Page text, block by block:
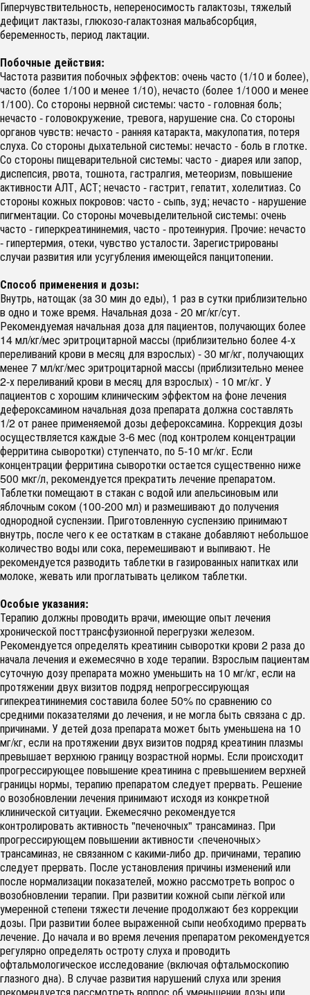
Гиперчувствительность, непереносимость галактозы, тяжелый
дефицит лактазы, глюкозо-галактозная мальабсорбция,
беременность, период лактации.
Побочные действия:
Частота развития побочных эффектов: очень часто (1/10 и более),
часто (более 1/100 и менее 1/10), нечасто (более 1/1000 и менее
1/100). Со стороны нервной системы: часто - головная боль;
нечасто - головокружение, тревога, нарушение сна. Со стороны
органов чувств: нечасто - ранняя катаракта, макулопатия, потеря
слуха. Со стороны дыхательной системы: нечасто - боль в глотке.
Со стороны пищеварительной системы: часто - диарея или запор,
диспепсия, рвота, тошнота, гастралгия, метеоризм, повышение
активности АЛТ, АСТ; нечасто - гастрит, гепатит, холелитиаз. Со
стороны кожных покровов: часто - сыпь, зуд; нечасто - нарушение
пигментации. Со стороны мочевыделительной системы: очень
часто - гиперкреатининемия, часто - протеинурия. Прочие: нечасто
- гипертермия, отеки, чувство усталости. Зарегистрированы
случаи развития или усугубления имеющейся панцитопении.
Способ применения и дозы:
Внутрь, натощак (за 30 мин до еды), 1 раз в сутки приблизительно
в одно и тоже время. Начальная доза - 20 мг/кг/сут.
Рекомендуемая начальная доза для пациентов, получающих более
14 мл/кг/мес эритроцитарной массы (приблизительно более 4-х
переливаний крови в месяц для взрослых) - 30 мг/кг, получающих
менее 7 мл/кг/мес эритроцитарной массы (приблизительно менее
2-х переливаний крови в месяц для взрослых) - 10 мг/кг. У
пациентов с хорошим клиническим эффектом на фоне лечения
дефероксамином начальная доза препарата должна составлять
1/2 от ранее применяемой дозы дефероксамина. Коррекция дозы
осуществляется каждые 3-6 мес (под контролем концентрации
ферритина сыворотки) ступенчато, по 5-10 мг/кг. Если
концентрации ферритина сыворотки остается существенно ниже
500 мкг/л, рекомендуется прекратить лечение препаратом.
Таблетки помещают в стакан с водой или апельсиновым или
яблочным соком (100-200 мл) и размешивают до получения
однородной суспензии. Приготовленную суспензию принимают
внутрь, после чего к ее остаткам в стакане добавляют небольшое
количество воды или сока, перемешивают и выпивают. Не
рекомендуется разводить таблетки в газированных напитках или
молоке, жевать или проглатывать целиком таблетки.
Особые указания:
Терапию должны проводить врачи, имеющие опыт лечения
хронической посттрансфузионной перегрузки железом.
Рекомендуется определять креатинин сыворотки крови 2 раза до
начала лечения и ежемесячно в ходе терапии. Взрослым пациентам
суточную дозу препарата можно уменьшить на 10 мг/кг, если на
протяжении двух визитов подряд непрогрессирующая
гипекреатининемия составила более 50% по сравнению со
средними показателями до лечения, и не могла быть связана с др.
причинами. У детей доза препарата может быть уменьшена на 10
мг/кг, если на протяжении двух визитов подряд креатинин плазмы
превышает верхнюю границу возрастной нормы. Если происходит
прогрессирующее повышение креатинина с превышением верхней
границы нормы, терапию препаратом следует прервать. Решение
о возобновлении лечения принимают исходя из конкретной
клинической ситуации. Ежемесячно рекомендуется
контролировать активность "печеночных" трансаминаз. При
прогрессирующем повышении активности <печеночных>
трансаминаз, не связанном с какими-либо др. причинами, терапию
следует прервать. После установления причины изменений или
после нормализации показателей, можно рассмотреть вопрос о
возобновлении терапии. При развитии кожной сыпи лёгкой или
умеренной степени тяжести лечение продолжают без коррекции
дозы. При развитии более выраженной сыпи необходимо прервать
лечение. До начала и во время лечения препаратом рекомендуется
регулярно определять остроту слуха и проводить
офтальмологическое исследование (включая офтальмоскопию
глазного дна). В случае развития нарушений слуха или зрения